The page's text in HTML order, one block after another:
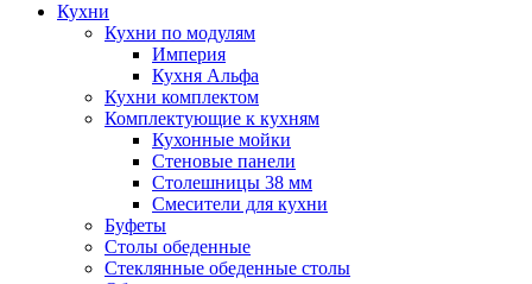
Кухни
Кухни по модулям
Империя
Кухня Альфа
Кухни комплектом
Комплектующие к кухням
Кухонные мойки
Стеновые панели
Столешницы 38 мм
Смесители для кухни
Буфеты
Столы обеденные
Стеклянные обеденные столы